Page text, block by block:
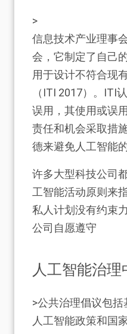
>
信息技术产业理事
会，它制定了自己
用于设计不符合现
（ITI 2017）。ITI
误用，其使用或误
责任和机会采取措
德来避免人工智能
许多大型科技公司
工智能活动原则来
私人计划没有约束
公司自愿遵守
人工智能治
>公共治理倡议包
人工智能政策和国